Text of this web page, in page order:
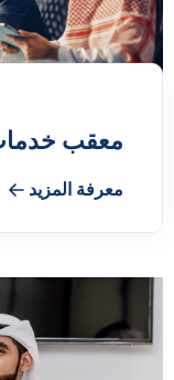
معقب
معرفة المزيد